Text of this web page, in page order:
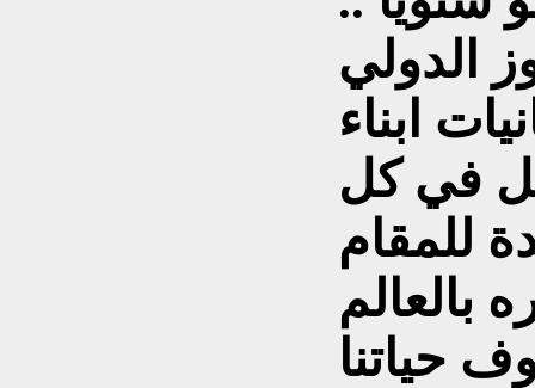
الدولي
ابناء
في كل
للمقام
بالعالم
حياتنا